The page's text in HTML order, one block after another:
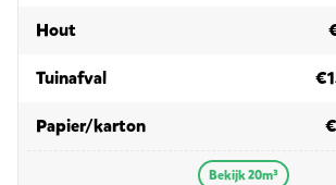
Houtin 20m³
Tuinafvalin 20m³
Papier/kartonin 20m³
Bekijk 20m³